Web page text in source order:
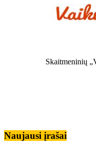
Skaitmeninių
Naujausi įrašai